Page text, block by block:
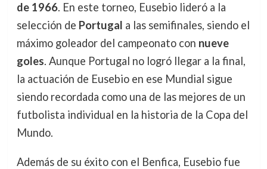
de 1966. En este torneo, Eusebio lideró a la
selección de Portugal a las semifinales, siendo el
máximo goleador del campeonato con nueve
goles. Aunque Portugal no logró llegar a la final,
la actuación de Eusebio en ese Mundial sigue
siendo recordada como una de las mejores de un
futbolista individual en la historia de la Copa del
Mundo.
Además de su éxito con el Benfica, Eusebio fue